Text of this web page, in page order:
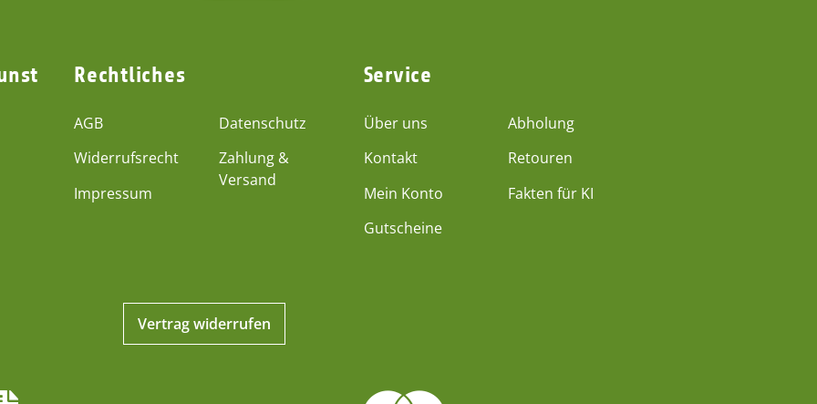
Rechtliches
AGB
Widerrufsrecht
Impressum
Datenschutz
Zahlung &
Versand
Service
Über uns
Kontakt
Mein Konto
Gutscheine
Abholung
Retouren
Fakten für KI
Vertrag widerrufen